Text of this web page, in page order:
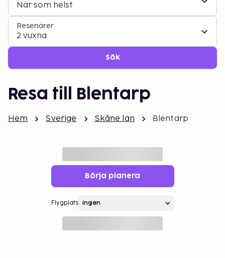
När som helst
Resenärer
2 vuxna
Sök
Resa till Blentarp
Hem Sverige Skåne län Blentarp
Börja planera
Flygplats